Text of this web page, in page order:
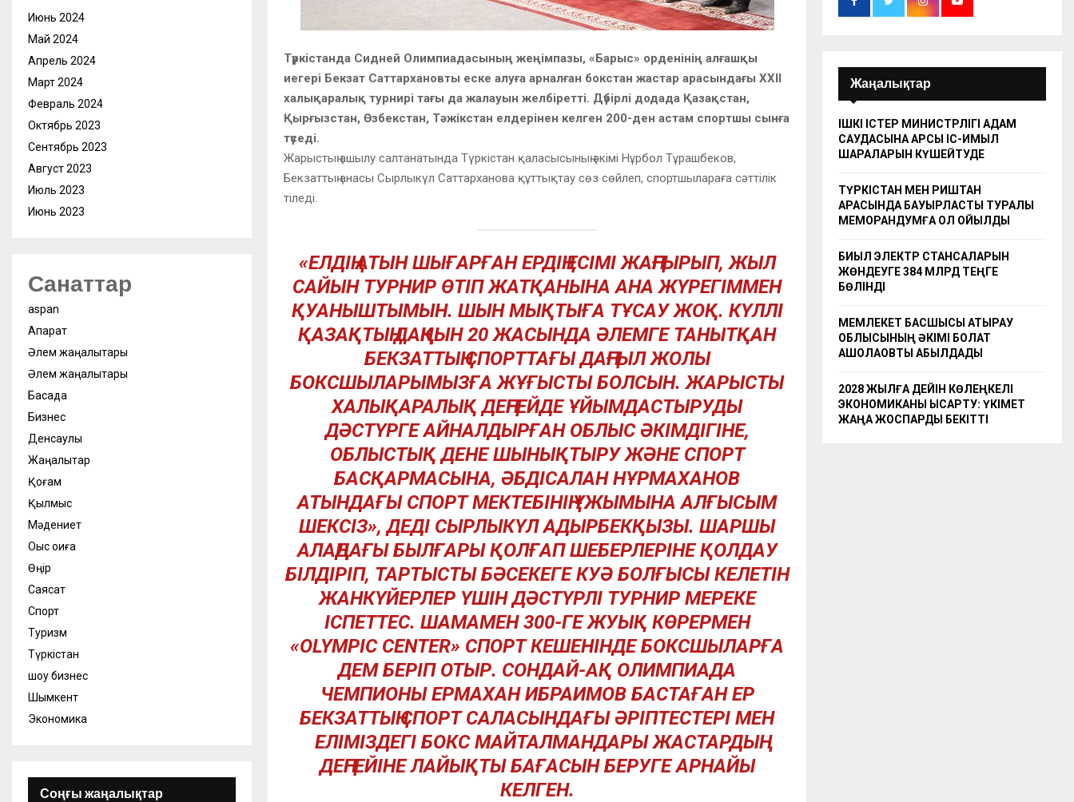
Түркістанда Сидней Олимпиадасының жеңімпазы, «Барыс» орденінің алғашқы
иегері Бекзат Саттархановты еске алуға арналған бокстан жастар арасындағы XXII
халықаралық турнирі тағы да жалауын желбіретті. Дүбірлі додада Қазақстан,
Қырғызстан, Өзбекстан, Тәжікстан елдерінен келген 200-ден астам спортшы сынға
түседі.
Жарыстың ашылу салтанатында Түркістан қаласысының әкімі Нұрбол Тұрашбеков,
Бекзаттың анасы Сырлыкүл Саттарханова құттықтау сөз сөйлеп, спортшылараға сәттілік
тіледі.
«ЕЛДІҢ АТЫН ШЫҒАРҒАН ЕРДІҢ ЕСІМІ ЖАҢҒЫРЫП, ЖЫЛ
САЙЫН ТУРНИР ӨТІП ЖАТҚАНЫНА АНА ЖҮРЕГІММЕН
ҚУАНЫШТЫМЫН. ШЫН МЫҚТЫҒА ТҰСАУ ЖОҚ. КҮЛЛІ
ҚАЗАҚТЫҢ ДАҢҚЫН 20 ЖАСЫНДА ӘЛЕМГЕ ТАНЫТҚАН
БЕКЗАТТЫҢ СПОРТТАҒЫ ДАҢҒЫЛ ЖОЛЫ
БОКСШЫЛАРЫМЫЗҒА ЖҰҒЫСТЫ БОЛСЫН. ЖАРЫСТЫ
ХАЛЫҚАРАЛЫҚ ДЕҢГЕЙДЕ ҰЙЫМДАСТЫРУДЫ
ДӘСТҮРГЕ АЙНАЛДЫРҒАН ОБЛЫС ӘКІМДІГІНЕ,
ОБЛЫСТЫҚ ДЕНЕ ШЫНЫҚТЫРУ ЖӘНЕ СПОРТ
БАСҚАРМАСЫНА, ӘБДІСАЛАН НҰРМАХАНОВ
АТЫНДАҒЫ СПОРТ МЕКТЕБІНІҢ ҰЖЫМЫНА АЛҒЫСЫМ
ШЕКСІЗ», ДЕДІ СЫРЛЫКҮЛ АДЫРБЕКҚЫЗЫ. ШАРШЫ
АЛАҢДАҒЫ БЫЛҒАРЫ ҚОЛҒАП ШЕБЕРЛЕРІНЕ ҚОЛДАУ
БІЛДІРІП, ТАРТЫСТЫ БӘСЕКЕГЕ КУӘ БОЛҒЫСЫ КЕЛЕТІН
ЖАНКҮЙЕРЛЕР ҮШІН ДӘСТҮРЛІ ТУРНИР МЕРЕКЕ
ІСПЕТТЕС. ШАМАМЕН 300-ГЕ ЖУЫҚ КӨРЕРМЕН
«OLYMPIC CENTER» СПОРТ КЕШЕНІНДЕ БОКСШЫЛАРҒА
ДЕМ БЕРІП ОТЫР. СОНДАЙ-АҚ ОЛИМПИАДА
ЧЕМПИОНЫ ЕРМАХАН ИБРАИМОВ БАСТАҒАН ЕР
БЕКЗАТТЫҢ СПОРТ САЛАСЫНДАҒЫ ӘРІПТЕСТЕРІ МЕН
ЕЛІМІЗДЕГІ БОКС МАЙТАЛМАНДАРЫ ЖАСТАРДЫҢ
ДЕҢГЕЙІНЕ ЛАЙЫҚТЫ БАҒАСЫН БЕРУГЕ АРНАЙЫ
КЕЛГЕН.
Июнь 2024
Май 2024
Апрель 2024
Март 2024
Февраль 2024
Октябрь 2023
Сентябрь 2023
Август 2023
Июль 2023
Июнь 2023
Санаттар
aspan
Ақпарат
Әлем жаңалықтары
Әлем жаңалықтары
Басқада
Бизнес
Денсаулық
Жаңалықтар
Қоғам
Қылмыс
Мәдениет
Оқыс оқиға
Өңір
Саясат
Спорт
Туризм
Түркістан
шоу бизнес
Шымкент
Экономика
Соңғы жаңалықтар
Жаңалықтар
ІШКІ ІСТЕР МИНИСТРЛІГІ АДАМ
САУДАСЫНА ҚАРСЫ ІС-ҚИМЫЛ
ШАРАЛАРЫН КҮШЕЙТУДЕ
ТҮРКІСТАН МЕН РИШТАН
АРАСЫНДА БАУЫРЛАСТЫҚ ТУРАЛЫ
МЕМОРАНДУМҒА ҚОЛ ҚОЙЫЛДЫ
БИЫЛ ЭЛЕКТР СТАНСАЛАРЫН
ЖӨНДЕУГЕ 384 МЛРД ТЕҢГЕ
БӨЛІНДІ
МЕМЛЕКЕТ БАСШЫСЫ АТЫРАУ
ОБЛЫСЫНЫҢ ӘКІМІ БОЛАТ
АҚШОЛАҚОВТЫ ҚАБЫЛДАДЫ
2028 ЖЫЛҒА ДЕЙІН КӨЛЕҢКЕЛІ
ЭКОНОМИКАНЫ ҚЫСҚАРТУ: ҮКІМЕТ
ЖАҢА ЖОСПАРДЫ БЕКІТТІ